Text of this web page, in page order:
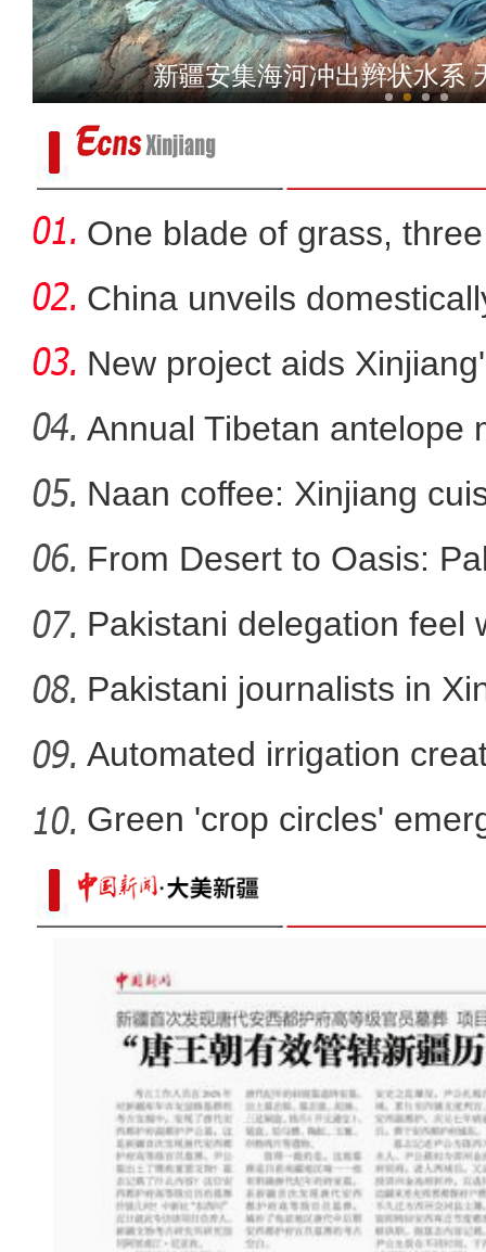
2026中国环塔国际拉力赛收车 外籍
突尼斯青年：新疆是一个可
太好听！新疆导游迪丽的真
新疆安集海河冲出辫状水系
One blade of grass,
China unveils
f
New project aids
Annual Tibetan antelope
Naan coffee: Xinjiang
From Desert to Oasis:
Pakistani delegation feel
developm
Pakistani journalists in
Automated irrigation
Green 'crop circles'